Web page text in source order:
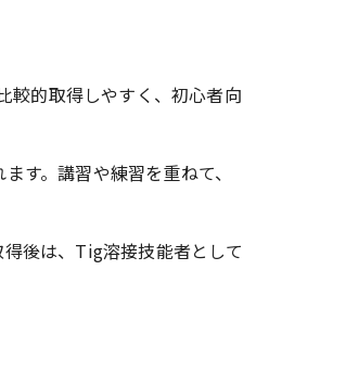
較的取得しやすく、初心者向
す。講習や練習を重ねて、
後は、Tig溶接技能者として